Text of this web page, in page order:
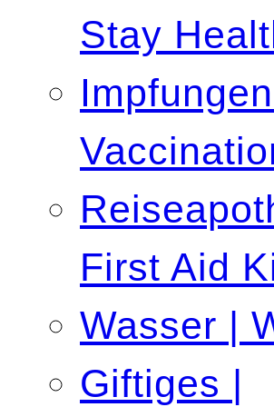
Stay
First Aid
Wasser |
Giftiges |